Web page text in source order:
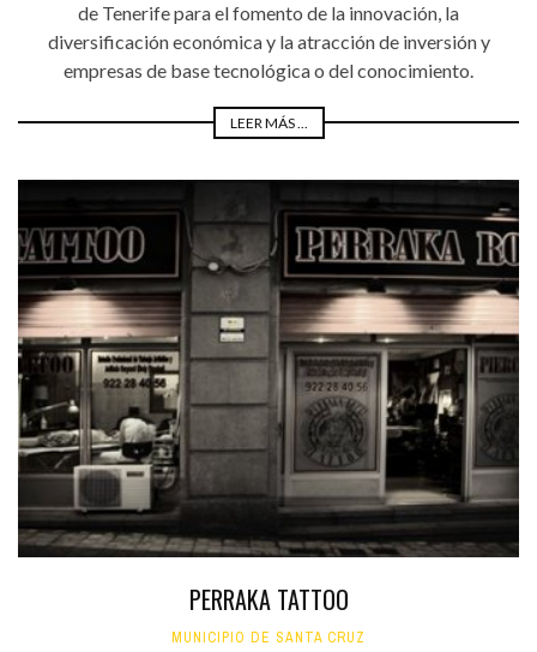
de Tenerife para el fomento de la innovación, la
diversificación económica y la atracción de inversión y
empresas de base tecnológica o del conocimiento.
LEER MÁS ...
PERRAKA TATTOO
MUNICIPIO DE SANTA CRUZ